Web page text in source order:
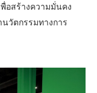
อสร้างความมั่นคง
วัตกรรมทางการ